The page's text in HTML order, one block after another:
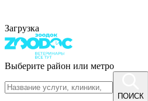
Загрузка
Выберите район или метро
ПОИСК